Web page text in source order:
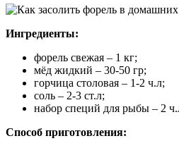
Ингредиенты:
форель свежая – 1 кг;
мёд жидкий – 30-50 гр;
горчица столовая – 1-2 ч.л;
соль – 2-3 ст.л;
набор специй для рыбы – 2
Способ приготовления: